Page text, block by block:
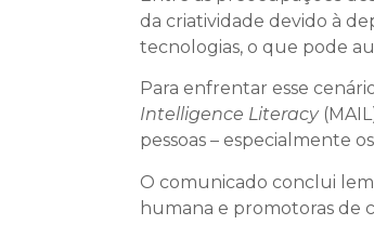
da criatividade devido à
tecnologias, o que pode
Para enfrentar esse
Intelligence Literacy
pessoas – especialmente
O comunicado conclui
humana e promotoras de